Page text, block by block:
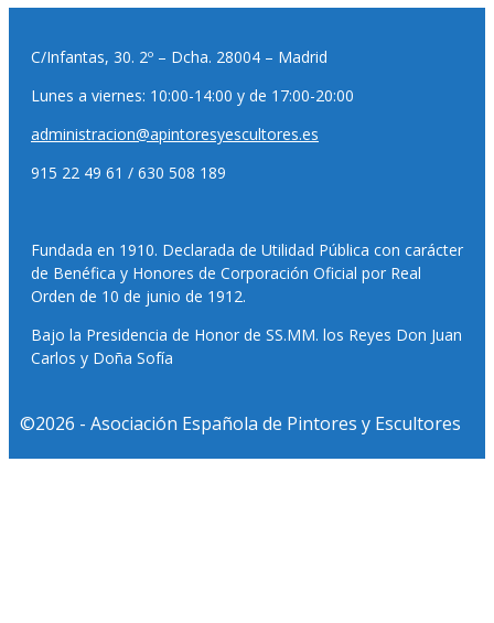
C/Infantas, 30. 2º – Dcha. 28004 – Madrid
Lunes a viernes: 10:00-14:00 y de 17:00-20:00
administracion@apintoresyescultores.es
915 22 49 61 / 630 508 189
Fundada en 1910. Declarada de Utilidad Pública con carácter
de Benéfica y Honores de Corporación Oficial por Real
Orden de 10 de junio de 1912.
Bajo la Presidencia de Honor de SS.MM. los Reyes Don Juan
Carlos y Doña Sofía
©2026 - Asociación Española de Pintores y Escultores